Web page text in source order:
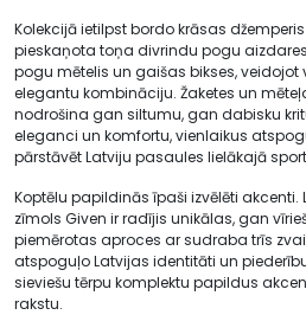
Kolekcijā ietilpst bordo krāsas
pieskaņota toņa divrindu pogu
pogu mētelis un gaišas bikses,
elegantu kombināciju. Žaketes un
nodrošina gan siltumu, gan dabisku
eleganci un komfortu, vienlaikus
pārstāvēt Latviju pasaules lielākajā
Koptēlu papildinās īpaši izvēlēti
zīmols Given ir radījis unikālas, gan
piemērotas aproces ar sudraba trīs
atspoguļo Latvijas identitāti un
sieviešu tērpu komplektu papildus
rakstu.